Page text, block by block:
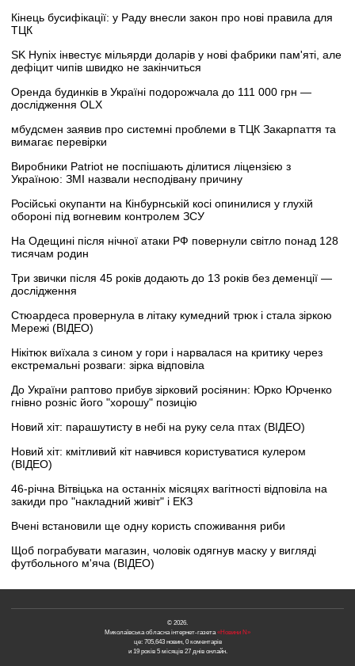
Кінець бусифікації: у Раду внесли закон про нові правила для
ТЦК
SK Hynix інвестує мільярди доларів у нові фабрики пам'яті, але
дефіцит чипів швидко не закінчиться
Оренда будинків в Україні подорожчала до 111 000 грн —
дослідження OLX
мбудсмен заявив про системні проблеми в ТЦК Закарпаття та
вимагає перевірки
Виробники Patriot не поспішають ділитися ліцензією з
Україною: ЗМІ назвали несподівану причину
Російські окупанти на Кінбурнській косі опинилися у глухій
обороні під вогневим контролем ЗСУ
На Одещині після нічної атаки РФ повернули світло понад 128
тисячам родин
Три звички після 45 років додають до 13 років без деменції —
дослідження
Стюардеса провернула в літаку кумедний трюк і стала зіркою
Мережі (ВІДЕО)
Нікітюк виїхала з сином у гори і нарвалася на критику через
екстремальні розваги: зірка відповіла
До України раптово прибув зірковий росіянин: Юрко Юрченко
гнівно розніс його "хорошу" позицію
Новий хіт: парашутисту в небі на руку села птах (ВІДЕО)
Новий хіт: кмітливий кіт навчився користуватися кулером
(ВІДЕО)
46-річна Вітвіцька на останніх місяцях вагітності відповіла на
закиди про "накладний живіт" і ЕКЗ
Вчені встановили ще одну користь споживання риби
Щоб пограбувати магазин, чоловік одягнув маску у вигляді
футбольного м'яча (ВІДЕО)
© 2026.
Миколаївська обласна інтернет-газета «Новини N»
це: 705,643 новин, 0 коментарів
и 19 років 5 місяців 27 днів онлайн.